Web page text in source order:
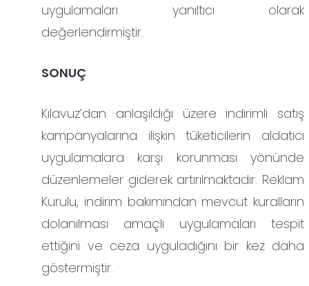
uygulamaları yanıltıcı olarak
değerlendirmiştir.
SONUÇ
Kılavuz’dan anlaşıldığı üzere indirimli satış
kampanyalarına ilişkin tüketicilerin aldatıcı
uygulamalara karşı korunması yönünde
düzenlemeler giderek artırılmaktadır. Reklam
Kurulu, indirim bakımından mevcut kuralların
dolanılması amaçlı uygulamaları tespit
ettiğini ve ceza uyguladığını bir kez daha
göstermiştir.